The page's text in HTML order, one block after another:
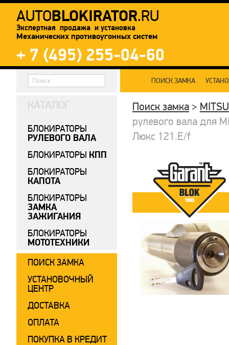
AUTOBLOKIRATOR.RU
Экспертная продажа и установка
Механических противоугонных систем
+ 7 (495) 255-04-60
ПОИСК ЗАМКА
Поиск замка >
рулевого вала для
Люкс 121.E/f
КАТАЛОГ
БЛОКИРАТОРЫ
РУЛЕВОГО ВАЛА
БЛОКИРАТОРЫ КПП
БЛОКИРАТОРЫ
КАПОТА
БЛОКИРАТОРЫ
ЗАМКА
ЗАЖИГАНИЯ
БЛОКИРАТОРЫ
МОТОТЕХНИКИ
ПОИСК ЗАМКА
УСТАНОВОЧНЫЙ
ЦЕНТР
ДОСТАВКА
ОПЛАТА
ПОКУПКА В КРЕДИТ